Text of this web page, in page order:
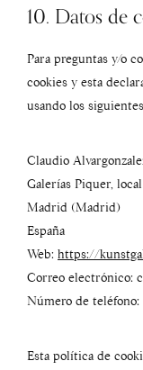
10. Datos de
Para preguntas y/o
cookies y esta
usando los
Claudio
Galerías Piquer,
Madrid (Madrid)
España
Web: https://
Correo electrónico:
Número de teléfono:
Esta política de